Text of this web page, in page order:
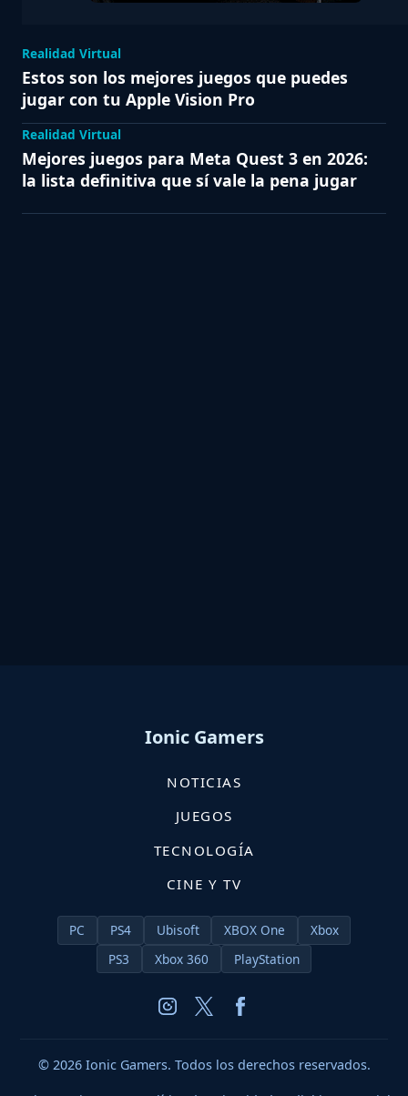
Realidad Virtual
Estos son los mejores juegos que puedes
jugar con tu Apple Vision Pro
Realidad Virtual
Mejores juegos para Meta Quest 3 en 2026:
la lista definitiva que sí vale la pena jugar
Ionic Gamers
NOTICIAS
JUEGOS
TECNOLOGÍA
CINE Y TV
PC PS4 Ubisoft XBOX One
Xbox
PS3
Xbox 360 PlayStation
© 2026 Ionic Gamers. Todos los derechos reservados.